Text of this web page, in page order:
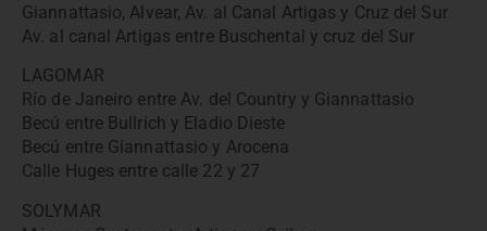
Giannattasio, Alvear, Av. al Canal Artigas y Cruz del Sur
Av. al canal Artigas entre Buschental y cruz del Sur
LAGOMAR
Río de Janeiro entre Av. del Country y Giannattasio
Becú entre Bullrich y Eladio Dieste
Becú entre Giannattasio y Arocena
Calle Huges entre calle 22 y 27
SOLYMAR